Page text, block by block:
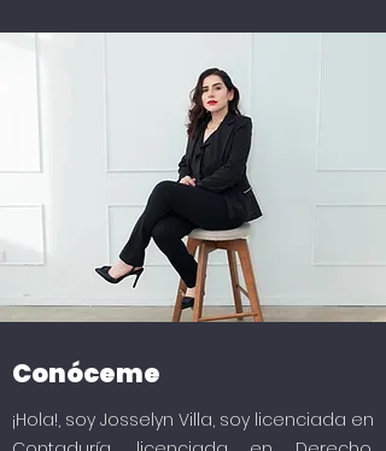
Conóceme
¡Hola!, soy Josselyn Villa, soy licenciada en